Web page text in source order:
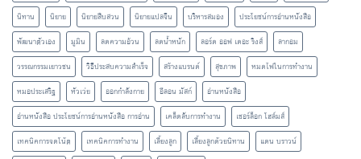
นิทาน
นิยาย นิยายสืบสวน นิยายแปลจีน บริหารสมอง
ประโยชน์การอ่านหนังสือ
พัฒนาตัวเอง
มูมิน ลดความอ้วน ลดน้ำหนัก ลอร์ด ออฟ เดอะ ริงส์
ลากอม
วรรณกรรมเยาวชน
วิธีประสบความสำเร็จ สร้างแบรนด์ สุขภาพ
หมดไฟในการทำงาน
หมอประเสริฐ
หัวเว่ย ออกกำลังกาย อีลอน มัสก์
อ่านหนังสือ
อ่านหนังสือ ประโยชน์การอ่านหนังสือ การอ่าน
เคล็ดลับการทำงาน
เชอร์ล็อก โฮล์มส์
เทคนิคการจดโน้ต
เทคนิคการทำงาน เลี้ยงลูก เลี้ยงลูกด้วยนิทาน
แดน บราวน์